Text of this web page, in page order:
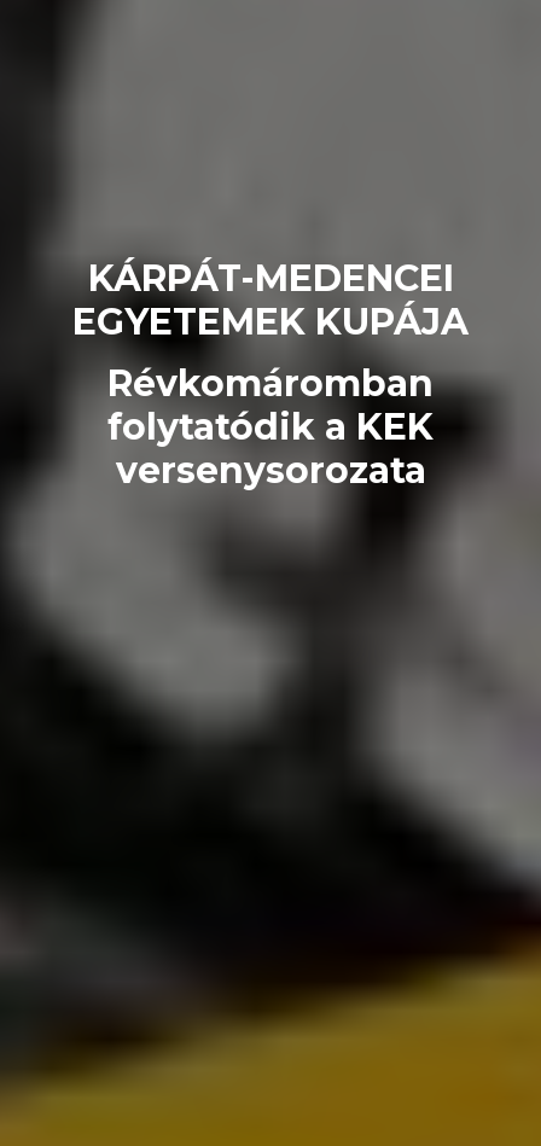
KÁRPÁT-MEDENCEI
EGYETEMEK KUPÁJA
Révkomáromban
folytatódik a KEK
versenysorozata